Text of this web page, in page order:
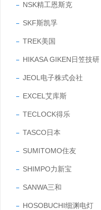
NSK精工恩斯克
SKF斯凯孚
TREK美国
HIKASA GIKEN日笠技研
JEOL电子株式会社
EXCEL艾库斯
TECLOCK得乐
TASCO日本
SUMITOMO住友
SHIMPO力新宝
SANWA三和
HOSOBUCHI细渊电灯